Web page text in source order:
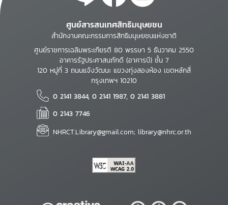
ศูนย์สารสนเทศสิทธิมนุษยชน
สำนักงานคณะกรรมการสิทธิมนุษยชนแห่งชาติ
ศูนย์ราชการเฉลิมพระเกียรติ 80 พรรษา 5 ธันวาคม 2550
อาคารรัฐประศาสนภักดี (อาคารบี) ชั้น 7
120 หมู่ที่ 3 ถนนแจ้งวัฒนะ แขวงทุ่งสองห้อง เขตหลักสี่
กรุงเทพฯ 10210
0 2141 3844, 0 2141 1987, 0 2141 3881
0 2143 7746
NHRCT.Library@gmail.com; library@nhrc.or.th